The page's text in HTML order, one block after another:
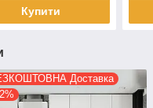
Купити
Доставка